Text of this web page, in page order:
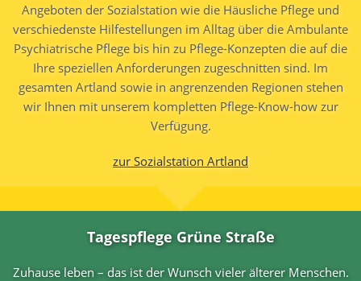
Angeboten der Sozialstation wie die Häusliche Pflege und
verschiedenste Hilfestellungen im Alltag über die Ambulante
Psychiatrische Pflege bis hin zu Pflege-Konzepten die auf die
Ihre speziellen Anforderungen zugeschnitten sind. Im
gesamten Artland sowie in angrenzenden Regionen stehen
wir Ihnen mit unserem kompletten Pflege-Know-how zur
Verfügung.
zur Sozialstation Artland
Tagespflege Grüne Straße
Zuhause leben – das ist der Wunsch vieler älterer Menschen.